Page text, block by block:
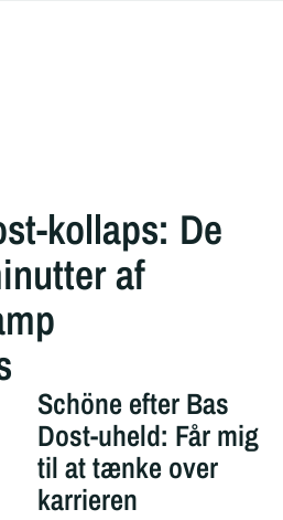
kollaps: De
af
Schöne efter Bas
Dost-uheld: Får mig
til at tænke over
karrieren